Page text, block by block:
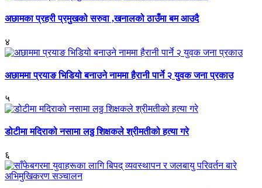
अछामका प्रहरी प्रमुखको सरुवा ,खनालको ठाउँमा बम आउदै
४
अछाममा प्रयाङ भिडियो बनाउने नाममा हैरानी पार्ने २ युवक जना प्रकाउ
५
डोटीमा मदिराको नसामा लठ्ठ शिक्षकले श्रीमतीको हत्या गरे
६